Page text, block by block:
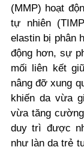
(MMP) hoạt
tự nhiên
elastin bị phân
động hơn, sự
mối liên kết
nâng đỡ xung
khiến da vừa
vừa tăng
duy trì được
như làn da trẻ